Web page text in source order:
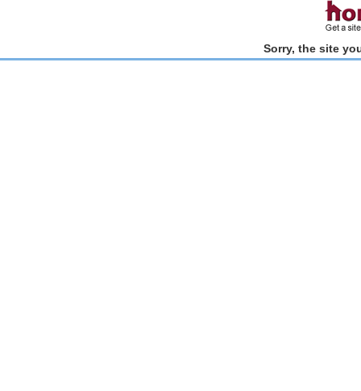
Sorry, the site